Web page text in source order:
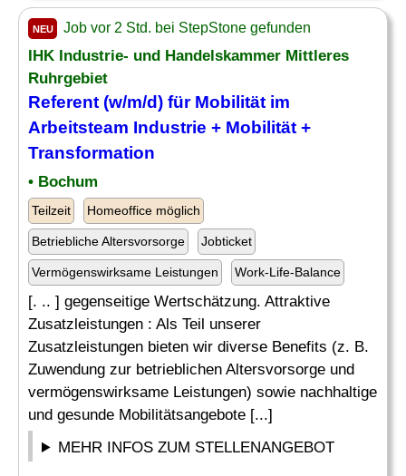
NEU Job vor 2 Std. bei StepStone gefunden
IHK Industrie- und Handelskammer Mittleres
Ruhrgebiet
Referent (w/m/d) für Mobilität im
Arbeitsteam Industrie + Mobilität +
Transformation
• Bochum
Teilzeit Homeoffice möglich
Betriebliche Altersvorsorge Jobticket
Vermögenswirksame Leistungen Work-Life-Balance
[. .. ] gegenseitige Wertschätzung. Attraktive
Zusatzleistungen : Als Teil unserer
Zusatzleistungen bieten wir diverse Benefits (z. B.
Zuwendung zur betrieblichen Altersvorsorge und
vermögenswirksame Leistungen) sowie nachhaltige
und gesunde Mobilitätsangebote [...]
MEHR INFOS ZUM STELLENANGEBOT